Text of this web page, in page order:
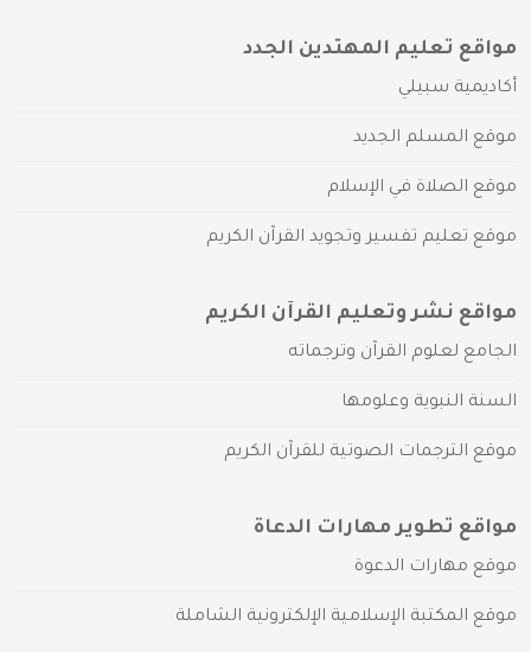
مواقع تعليم المهتدين الجدد
أكاديمية سبيلي
موقع المسلم الجديد
موقع الصلاة في الإسلام
موقع تعليم تفسير وتجويد القرآن الكريم
مواقع نشر وتعليم القرآن الكريم
الجامع لعلوم القرآن وترجماته
السنة النبوية وعلومها
موقع الترجمات الصوتية للقرآن الكريم
مواقع تطوير مهارات الدعاة
موقع مهارات الدعوة
موقع المكتبة الإسلامية الإلكترونية الشاملة